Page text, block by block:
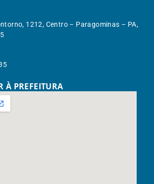
1212, Centro – Paragominas – PA,
À PREFEITURA